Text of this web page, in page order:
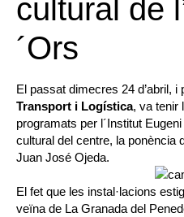
cultural de
´Ors
El passat dimecres 24 d’abril,
Transport i Logística, va tenir
programats per l´Institut
cultural del centre, la ponència
Juan José Ojeda.
El fet que les instal·lacions
veïna de La Granada del